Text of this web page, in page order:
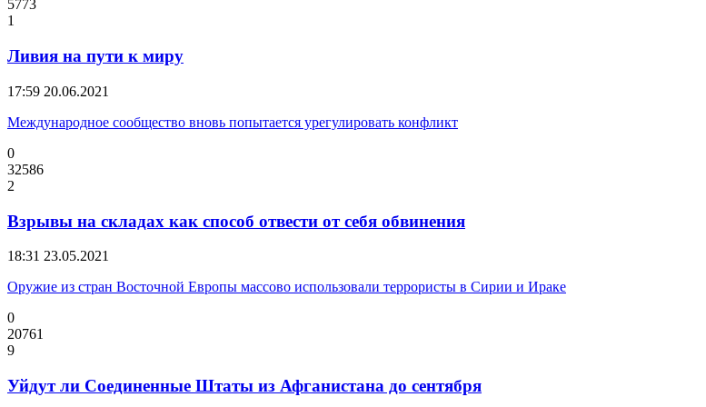
5773
1
Ливия на пути к миру
17:59 20.06.2021
Международное сообщество вновь попытается урегулировать конфликт
0
32586
2
Взрывы на складах как способ отвести от себя обвинения
18:31 23.05.2021
Оружие из стран Восточной Европы массово использовали террористы в Сирии и Ираке
0
20761
9
Уйдут ли Соединенные Штаты из Афганистана до сентября